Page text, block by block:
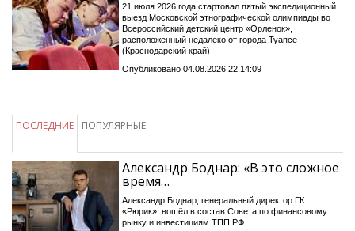
21 июля 2026 года стартовал пятый экспедиционный
выезд Московской этнографической олимпиады во
Всероссийский детский центр «Орленок»,
расположенный недалеко от города Туапсе
(Краснодарский край)
Опубликовано 04.08.2026 22:14:09
ПОСЛЕДНИЕ ПОПУЛЯРНЫЕ
Александр Боднар: «В это сложное
время…
Александр Боднар, генеральный директор ГК
«Рюрик», вошёл в состав Совета по финансовому
рынку и инвестициям ТПП РФ